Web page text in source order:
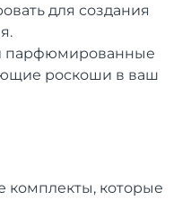
для создания
парфюмированные
роскоши в ваш
которые